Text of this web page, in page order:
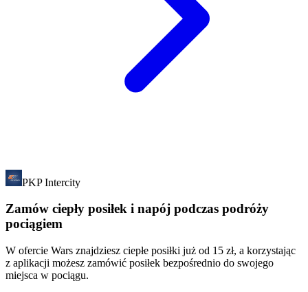
PKP Intercity
Zamów ciepły posiłek i napój podczas podróży
pociągiem
W ofercie Wars znajdziesz ciepłe posiłki już od 15 zł, a korzystając
z aplikacji możesz zamówić posiłek bezpośrednio do swojego
miejsca w pociągu.